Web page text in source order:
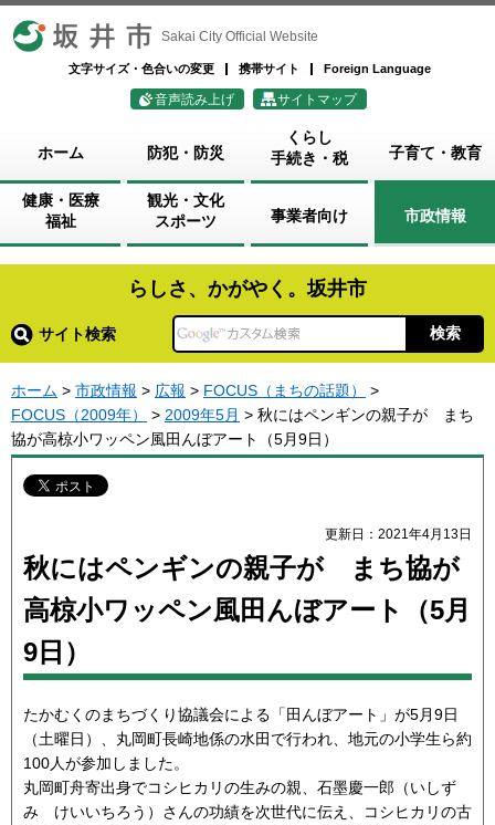
坂井市 Sakai City Official Website
文字サイズ・色合いの変更 携帯サイト Foreign Language
音声読み上げ サイトマップ
ホーム 防犯・防災
くらし
手続き・税
子育て・教育
健康・医療
福祉
観光・文化
スポーツ
事業者向け 市政情報
らしさ、かがやく。坂井市
サイト検索
ホーム > 市政情報 > 広報 > FOCUS（まちの話題）
>
FOCUS（2009年）
> 2009年5月 > 秋にはペンギンの親子が まち
協が高椋小ワッペン風田んぼアート（5月9日）
更新日：2021年4月13日
秋にはペンギンの親子が まち協が
高椋小ワッペン風田んぼアート（5月
9日）
たかむくのまちづくり協議会による「田んぼアート」が5月9日
（土曜日）、丸岡町長崎地係の水田で行われ、地元の小学生ら約
100人が参加しました。
丸岡町舟寄出身でコシヒカリの生みの親、石墨慶一郎（いしず
み けいいちろう）さんの功績を次世代に伝え、コシヒカリの古